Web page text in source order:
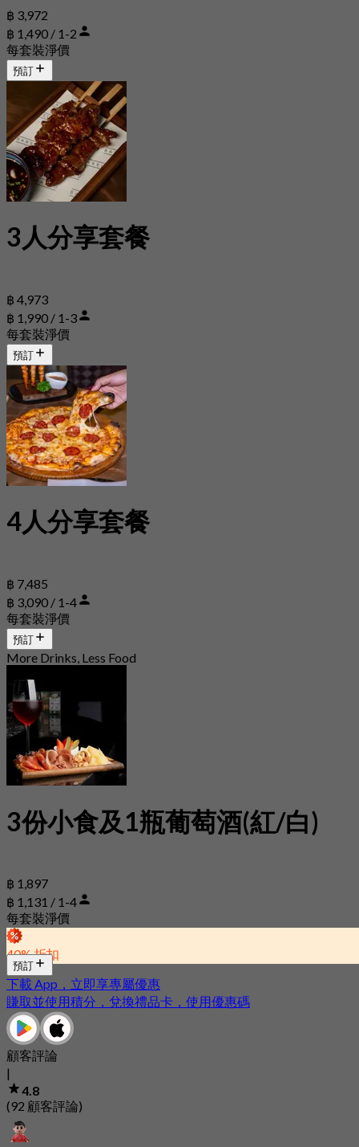
฿ 3,972
฿ 1,490 / 1-2
每套裝淨價
預訂
3人分享套餐
฿ 4,973
฿ 1,990 / 1-3
每套裝淨價
預訂
4人分享套餐
฿ 7,485
฿ 3,090 / 1-4
每套裝淨價
預訂
More Drinks, Less Food
3份小食及1瓶葡萄酒(紅/白)
฿ 1,897
฿ 1,131 / 1-4
每套裝淨價
40% 折扣
預訂
下載 App，立即享專屬優惠
賺取並使用積分，兌換禮品卡，使用優惠碼
顧客評論
|
4.8
(92 顧客評論)